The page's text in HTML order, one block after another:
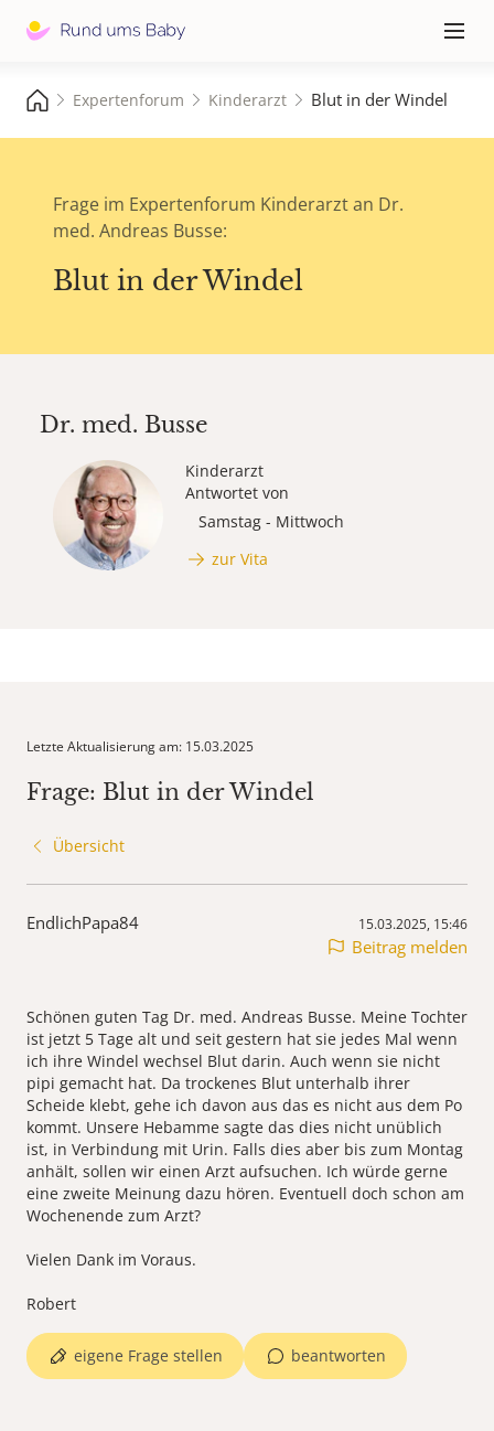
≡
Expertenforum Kinderarzt Blut in der Windel
Frage im Expertenforum Kinderarzt an Dr.
med. Andreas Busse:
Blut in der Windel
Dr. med. Busse
Kinderarzt
Antwortet von
Samstag - Mittwoch
zur Vita
Letzte Aktualisierung am: 15.03.2025
Frage: Blut in der Windel
Übersicht
EndlichPapa84 15.03.2025, 15:46
Beitrag melden
Schönen guten Tag Dr. med. Andreas Busse. Meine Tochter
ist jetzt 5 Tage alt und seit gestern hat sie jedes Mal wenn
ich ihre Windel wechsel Blut darin. Auch wenn sie nicht
pipi gemacht hat. Da trockenes Blut unterhalb ihrer
Scheide klebt, gehe ich davon aus das es nicht aus dem Po
kommt. Unsere Hebamme sagte das dies nicht unüblich
ist, in Verbindung mit Urin. Falls dies aber bis zum Montag
anhält, sollen wir einen Arzt aufsuchen. Ich würde gerne
eine zweite Meinung dazu hören. Eventuell doch schon am
Wochenende zum Arzt?
Vielen Dank im Voraus.
beantworten
eigene Frage stellen